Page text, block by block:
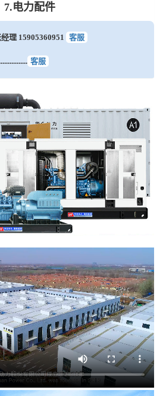
7.电力配件
理 15905360951 客服
客服